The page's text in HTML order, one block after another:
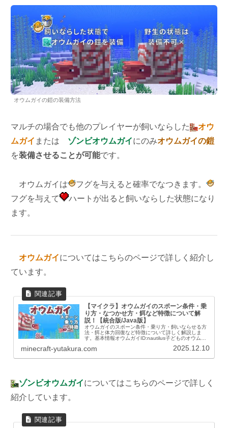
オウムガイの鎧の装備方法
マルチの場合でも他のプレイヤーが飼いならした
オウ
ムガイ または ゾンビオウムガイにのみオウムガイの鎧
を装備させることが可能です。
オウムガイは
フグを与えると確率でなつきます。
フグを与えて
ハートが出ると飼いならした状態になり
ます。
オウムガイについてはこちらのページで詳しく紹介し
ています。
【マイクラ】オウムガイのスポーン条件・乗
り方・なつかせ方・餌など特徴について解
説！【統合版/Java版】
オウムガイのスポーン条件・乗り方・飼いならせる方
法・餌と体力回復など特徴について詳しく解説しま
す。基本情報オウムガイID:nautilus子どものオウムガ
ムガイ体力×7.5(15)ドロップ...
minecraft-yutakura.com 2025.12.10
ゾンビオウムガイについてはこちらのページで詳しく
紹介しています。